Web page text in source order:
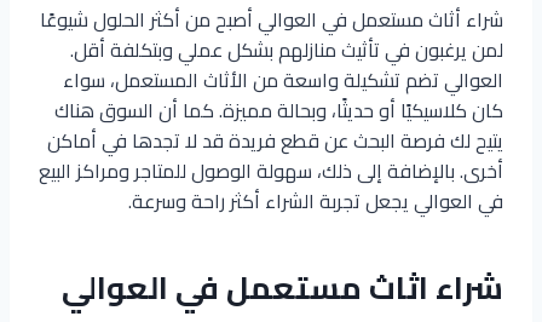
شراء أثاث مستعمل في العوالي أصبح من أكثر الحلول شيوعًا
لمن يرغبون في تأثيث منازلهم بشكل عملي وبتكلفة أقل.
العوالي تضم تشكيلة واسعة من الأثاث المستعمل، سواء
كان كلاسيكيًا أو حديثًا، وبحالة مميزة. كما أن السوق هناك
يتيح لك فرصة البحث عن قطع فريدة قد لا تجدها في أماكن
أخرى. بالإضافة إلى ذلك، سهولة الوصول للمتاجر ومراكز البيع
في العوالي يجعل تجربة الشراء أكثر راحة وسرعة.
شراء اثاث مستعمل في العوالي